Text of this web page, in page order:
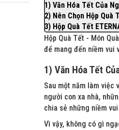
1) Văn Hóa Tết Của
2) Nên Chọn Hộp Quà
3) Hộp Quà Tết
Hộp Quà Tết - Món
để mang đến niềm vui
1) Văn Hóa Tết
Sau một năm làm việc
người con xa nhà,
chia sẻ những niềm
Vì vậy, không có gì